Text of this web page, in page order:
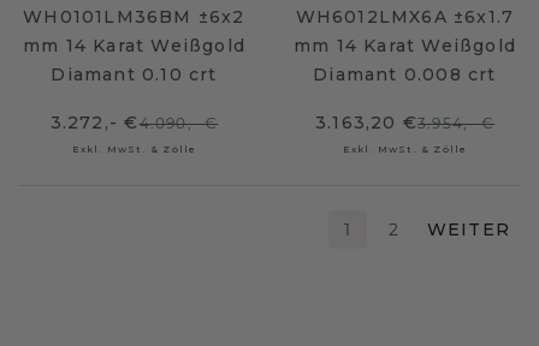
WH0101LM36BM ±6x2
mm 14 Karat Weißgold
Diamant 0.10 crt
3.272,- €4.090,- €
Exkl. MwSt. & Zölle
WH6012LMX6A ±6x1.7
mm 14 Karat Weißgold
Diamant 0.008 crt
3.163,20 €3.954,- €
Exkl. MwSt. & Zölle
1 2 WEITER